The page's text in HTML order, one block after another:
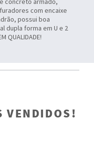
com encaixe
possui boa
dupla forma em U e 2
QUALIDADE!
VENDIDOS!